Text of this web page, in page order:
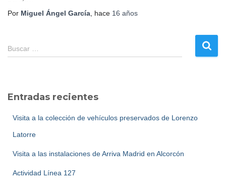
Por Miguel Ángel García , hace 16 años
B
u
r
Buscar …
Entradas recientes
Visita a la colección de vehículos preservados de Lorenzo
Latorre
Visita a las instalaciones de Arriva Madrid en Alcorcón
Actividad Línea 127